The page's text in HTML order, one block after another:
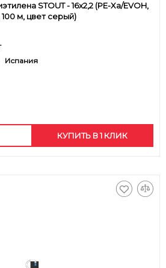
STOUT - 16x2,2 (PE-Xa/EVOH,
100 м, цвет серый)
Испания
КУПИТЬ В 1 КЛИК